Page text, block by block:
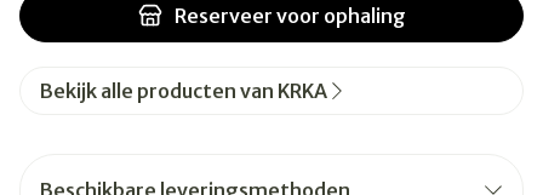
Reserveer voor ophaling
Bekijk alle producten van KRKA
Beschikbare leveringsmethoden